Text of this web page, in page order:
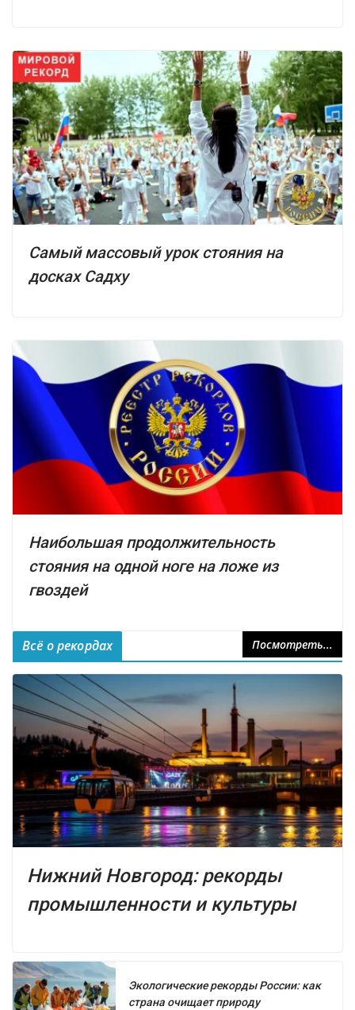
Самый массовый урок стояния на
досках Садху
Наибольшая продолжительность
стояния на одной ноге на ложе из
гвоздей
Всё о рекордах Посмотреть...
Нижний Новгород: рекорды
промышленности и культуры
Экологические рекорды России: как
страна очищает природу